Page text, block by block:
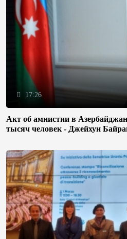
17:26
Акт об амнистии в
тысяч человек - Джейхун